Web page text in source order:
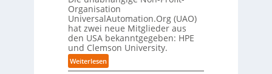
o
r
y
-
A
u
s
e
u
t
s
c
h
l
r
a
x
i
s
n
a
t
a
u
f
d
i
e
d
S
y
s
t
e
m
Organisation
UniversalAutomation.Org (UAO)
hat zwei neue Mitglieder aus
den USA bekanntgegeben: HPE
und Clemson University.
Weiterlesen:
U